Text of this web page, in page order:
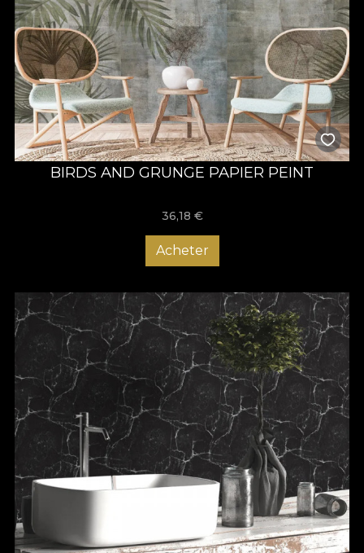
BIRDS AND GRUNGE PAPIER PEINT
36,18 €
Acheter